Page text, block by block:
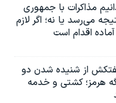
مذاکرات با جمهوری
می‌رسد یا نه؛ اگر لازم
اقدام است
از شنیده شدن دو
هرمز؛ کشتی و خدمه